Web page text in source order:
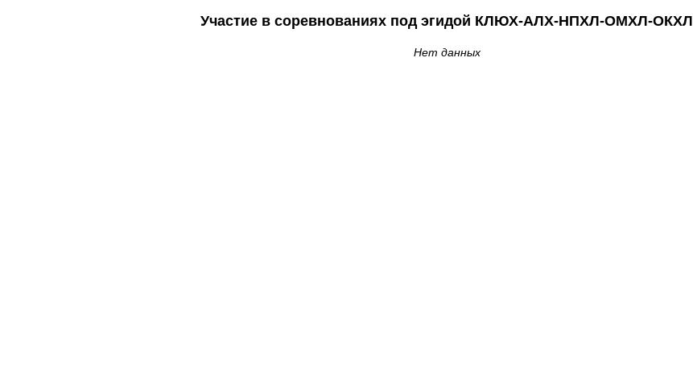
Участие в соревнованиях под эгидой КЛЮХ-АЛХ-НПХЛ-ОМХЛ-ОКХЛ
Нет данных